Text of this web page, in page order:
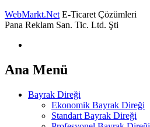
WebMarkt.Net E-Ticaret Çözümleri
Pana Reklam San. Tic. Ltd. Şti
Ana Menü
Bayrak Direği
Ekonomik Bayrak Direği
Standart Bayrak Direği